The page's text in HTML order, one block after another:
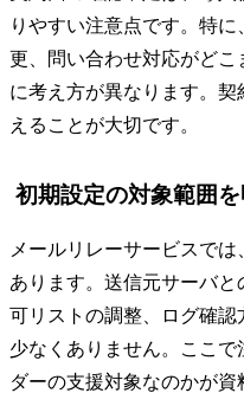
りやすい注意点です。特
更、問い合わせ対応がどこ
に考え方が異なります。
えることが大切です。
初期設定の対象範囲
メールリレーサービスで
あります。送信元サーバ
可リストの調整、ログ確
少なくありません。ここ
ダーの支援対象なのかが資